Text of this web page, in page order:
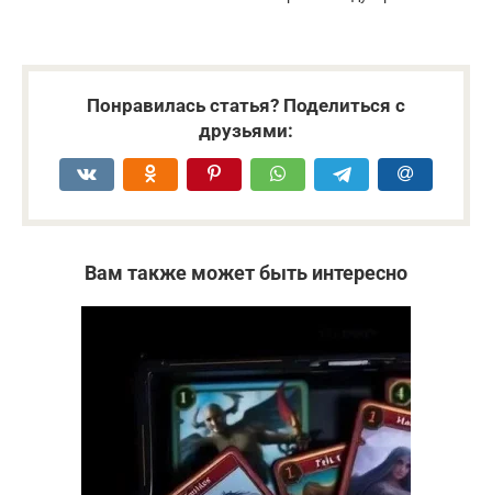
Понравилась статья? Поделиться с
друзьями:
Вам также может быть интересно